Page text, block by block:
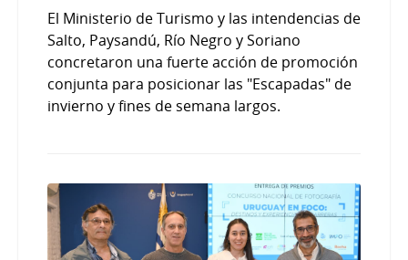
El Ministerio de Turismo y las intendencias de
Salto, Paysandú, Río Negro y Soriano
concretaron una fuerte acción de promoción
conjunta para posicionar las "Escapadas" de
invierno y fines de semana largos.